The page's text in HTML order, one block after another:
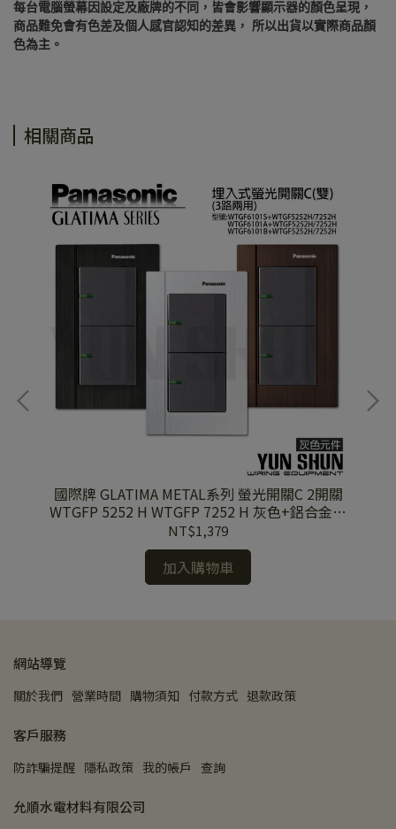
每台電腦螢幕因設定及廠牌的不同，皆會影響顯示器的顏色呈現，
商品難免會有色差及個人感官認知的差異， 所以出貨以實際商品顏
色為主。
相關商品
國際牌 GLATIMA METAL系列 螢光開關C 2開關
WTGFP 5252 H WTGFP 7252 H 灰色+鋁合金蓋
板
NT$1,379
加入購物車
網站導覽
關於我們 營業時間 購物須知 付款方式 退款政策
客戶服務
防詐騙提醒 隱私政策 我的帳戶 查詢
允順水電材料有限公司